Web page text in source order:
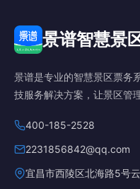
景谱智慧景
景谱是专业的智慧景区票务
技服务解决方案，让景区管
400-185-2528
2231856842@qq.com
宜昌市西陵区北海路5号